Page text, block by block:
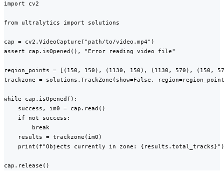
import cv2
from ultralytics import solutions
cap = cv2.VideoCapture("path/to/video.mp4")
assert cap.isOpened(), "Error reading video file"
region_points = [(150, 150), (1130, 150), (1130, 570), (150,
trackzone = solutions.TrackZone(show=False,
while cap.isOpened():
    success, im0 = cap.read()
    if not success:
        break
    results = trackzone(im0)
print(f"Objects currently in zone:
cap.release()